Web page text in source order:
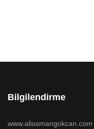
Bilgilendirme
www.aliosmangokcan.com